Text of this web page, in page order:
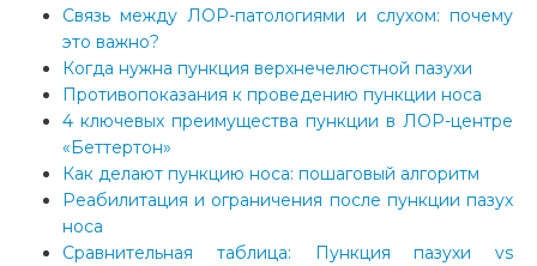
Связь между ЛОР-патологиями и слухом: почему
это важно?
Когда нужна пункция верхнечелюстной пазухи
Противопоказания к проведению пункции носа
4 ключевых преимущества пункции в ЛОР-центре
«Беттертон»
Как делают пункцию носа: пошаговый алгоритм
Реабилитация и ограничения после пункции пазух
носа
Сравнительная таблица: Пункция пазухи vs